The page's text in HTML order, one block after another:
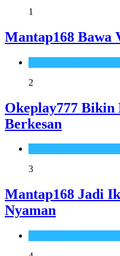
1
Mantap168 Bawa
2
Okeplay777 Bikin
Berkesan
3
Mantap168 Jadi
Nyaman